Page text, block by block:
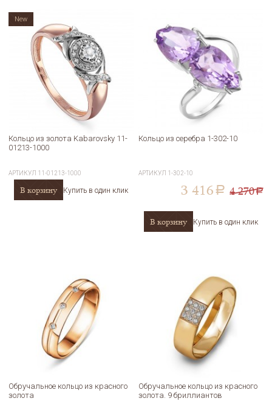
Кольцо из золота Kabarovsky 11-
01213-1000
АРТИКУЛ 11-01213-1000
В корзину Купить в один клик
New
Кольцо из серебра 1-302-10
АРТИКУЛ 1-302-10
3 416 a 4 270a
В корзину Купить в один клик
Обручальное кольцо из красного
золота
Обручальное кольцо из красного
золота. 9 бриллиантов